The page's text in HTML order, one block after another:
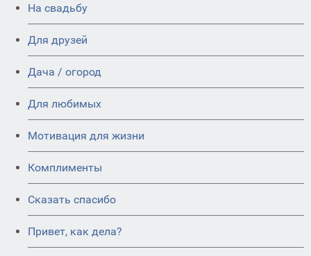
На свадьбу
Для друзей
Дача / огород
Для любимых
Мотивация для жизни
Комплименты
Сказать спасибо
Привет, как дела?